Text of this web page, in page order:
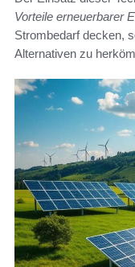
Vorteile erneuerbarer
Strombedarf decken,
Alternativen zu